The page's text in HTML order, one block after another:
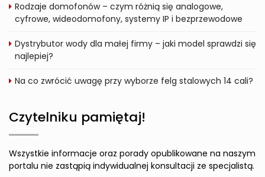
Rodzaje domofonów – czym różnią się analogowe,
cyfrowe, wideodomofony, systemy IP i bezprzewodowe
Dystrybutor wody dla małej firmy – jaki model sprawdzi się
najlepiej?
Na co zwrócić uwagę przy wyborze felg stalowych 14 cali?
Czytelniku pamiętaj!
Wszystkie informacje oraz porady opublikowane na naszym
portalu nie zastąpią indywidualnej konsultacji ze specjalistą.